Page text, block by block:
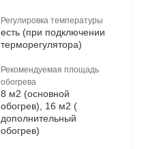
Регулировка температуры
есть (при подключении
терморегулятора)
Рекомендуемая площадь
обогрева
8 м2 (основной
обогрев), 16 м2 (
дополнительный
обогрев)